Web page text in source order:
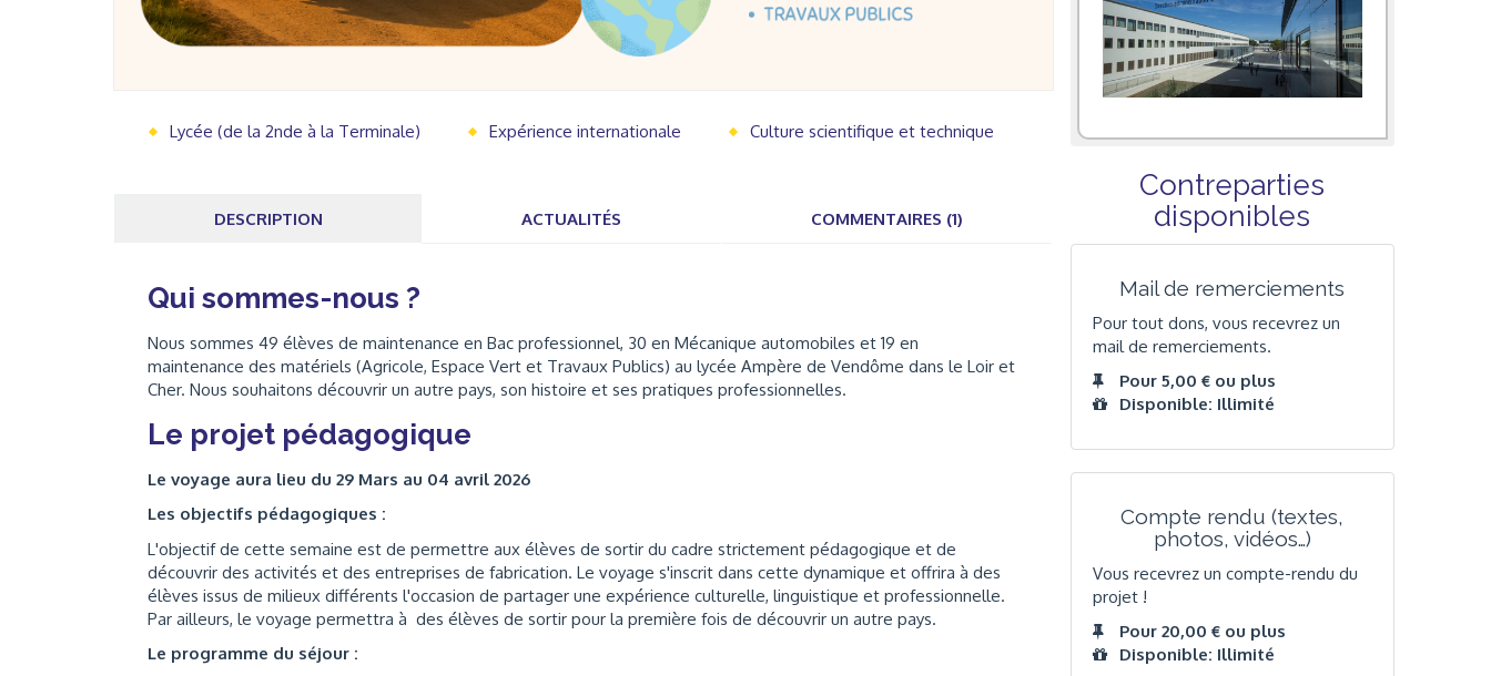
Lycée (de la 2nde à la Terminale) Expérience internationale Culture scientifique et technique
DESCRIPTION ACTUALITÉS COMMENTAIRES (1)
Qui sommes-nous ?
Nous sommes 49 élèves de maintenance en Bac professionnel, 30 en Mécanique automobiles et 19 en
maintenance des matériels (Agricole, Espace Vert et Travaux Publics) au lycée Ampère de Vendôme dans le Loir et
Cher. Nous souhaitons découvrir un autre pays, son histoire et ses pratiques professionnelles.
Le projet pédagogique
Le voyage aura lieu du 29 Mars au 04 avril 2026
Les objectifs pédagogiques :
L'objectif de cette semaine est de permettre aux élèves de sortir du cadre strictement pédagogique et de
découvrir des activités et des entreprises de fabrication. Le voyage s'inscrit dans cette dynamique et offrira à des
élèves issus de milieux différents l'occasion de partager une expérience culturelle, linguistique et professionnelle.
Par ailleurs, le voyage permettra à des élèves de sortir pour la première fois de découvrir un autre pays.
Le programme du séjour :
Contreparties
disponibles
Mail de remerciements
Pour tout dons, vous recevrez un
mail de remerciements.
Pour 5,00 € ou plus
Disponible: Illimité
Compte rendu (textes,
photos, vidéos…)
Vous recevrez un compte-rendu du
projet !
Pour 20,00 € ou plus
Disponible: Illimité